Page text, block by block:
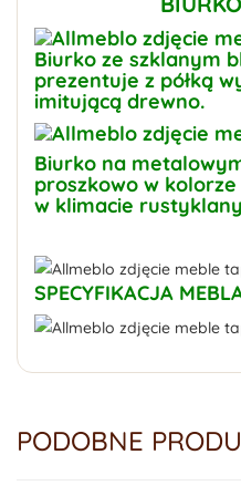
Biurko ze szklanym
prezentuje z półką
imitującą drewno.
Biurko na
proszkowo w
w klimacie
SPECYFIKACJA
PODOBNE